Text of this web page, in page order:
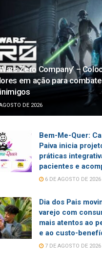
Zero Company’ –
em ação para
DE 2026
Bem-Me-Quer:
Paiva inicia
práticas
pacientes e
6 DE AGOSTO DE 2026
Dia dos Pais
varejo com
mais atentos ao
e ao custo-
7 DE AGOSTO DE 2026